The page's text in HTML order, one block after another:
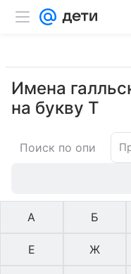
Имена
на букву Т
А Б
Е Ж